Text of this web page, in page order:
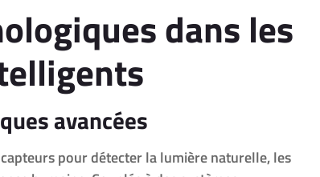
dans les
avancées
pour détecter la lumière naturelle, les